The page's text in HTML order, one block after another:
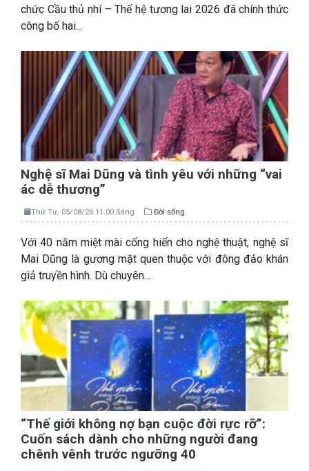
chức Cầu thủ nhí – Thế hệ tương lai 2026 đã chính thức
công bố hai…
Nghệ sĩ Mai Dũng và tình yêu với những “vai
ác dễ thương”
Thứ Tư, 05/08/26 11:00 Sáng Đời sống
Với 40 năm miệt mài cống hiến cho nghệ thuật, nghệ sĩ
Mai Dũng là gương mặt quen thuộc với đông đảo khán
giả truyền hình. Dù chuyên…
“Thế giới không nợ bạn cuộc đời rực rỡ”:
Cuốn sách dành cho những người đang
chênh vênh trước ngưỡng 40